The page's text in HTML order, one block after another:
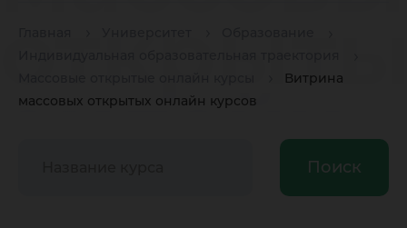
Витрина
массовых открытых онлайн курсов
онлайн
курсов